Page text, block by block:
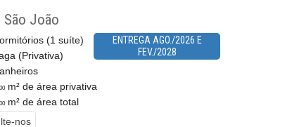
São João
ENTREGA AGO./2026 E
FEV./2028
(1 suíte)
(Privativa)
00m² de área privativa
00m² de área total
nos